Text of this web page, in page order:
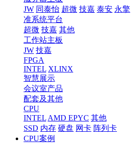
JW 同泰怡 超微 技嘉 泰安 永擎
准系统平台
超微 技嘉 其他
工作站主板
JW 技嘉
FPGA
INTEL XLINX
智慧展示
会议室产品
配套及其他
CPU
INTEL AMD EPYC 其他
SSD 内存 硬盘 网卡 阵列卡
CPU案例